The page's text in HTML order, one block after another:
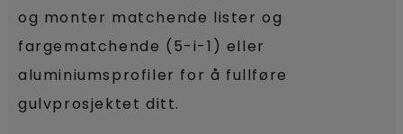
og monter matchende lister og
fargematchende (5-i-1) eller
aluminiumsprofiler for å fullføre
gulvprosjektet ditt.